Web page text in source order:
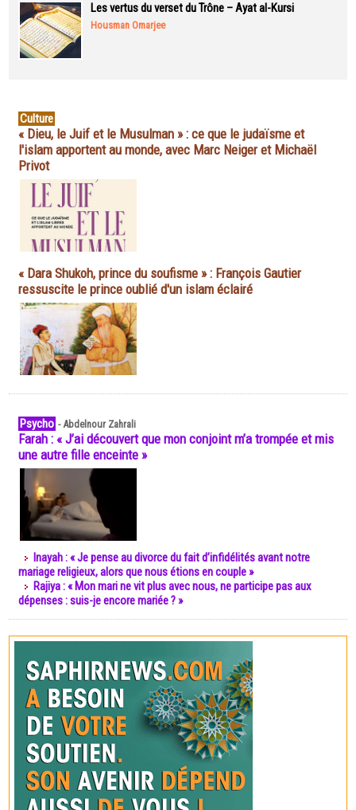
Les vertus du verset du Trône – Ayat al-Kursi
Housman Omarjee
Culture
« Dieu, le Juif et le Musulman » : ce que le judaïsme et
l'islam apportent au monde, avec Marc Neiger et Michaël
Privot
« Dara Shukoh, prince du soufisme » : François Gautier
ressuscite le prince oublié d'un islam éclairé
Psycho -Abdelnour Zahrali
Farah : « J’ai découvert que mon conjoint m’a trompée et mis
une autre fille enceinte »
Inayah : « Je pense au divorce du fait d’infidélités avant notre
mariage religieux, alors que nous étions en couple »
Rajiya : « Mon mari ne vit plus avec nous, ne participe pas aux
dépenses : suis-je encore mariée ? »